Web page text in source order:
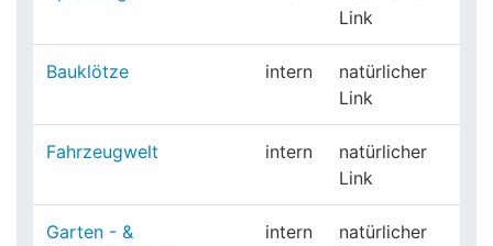
Link
Bauklötze intern
natürlicher
Link
Fahrzeugwelt intern
natürlicher
Link
Garten - &
intern
natürlicher